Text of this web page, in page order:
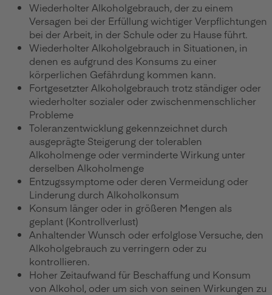
Wiederholter Alkoholgebrauch, der zu einem
Versagen bei der Erfüllung wichtiger Verpflichtungen
bei der Arbeit, in der Schule oder zu Hause führt.
Wiederholter Alkoholgebrauch in Situationen, in
denen es aufgrund des Konsums zu einer
körperlichen Gefährdung kommen kann.
Fortgesetzter Alkoholgebrauch trotz ständiger oder
wiederholter sozialer oder zwischenmenschlicher
Probleme
Toleranzentwicklung gekennzeichnet durch
ausgeprägte Steigerung der tolerablen
Alkoholmenge oder verminderte Wirkung unter
derselben Alkoholmenge
Entzugssymptome oder deren Vermeidung oder
Linderung durch Alkoholkonsum
Konsum länger oder in größeren Mengen als
geplant (Kontrollverlust)
Anhaltender Wunsch oder erfolglose Versuche, den
Alkoholgebrauch zu verringern oder zu
kontrollieren.
Hoher Zeitaufwand für Beschaffung und Konsum
von Alkohol, oder um sich von seinen Wirkungen zu